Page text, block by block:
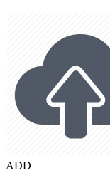
ADD